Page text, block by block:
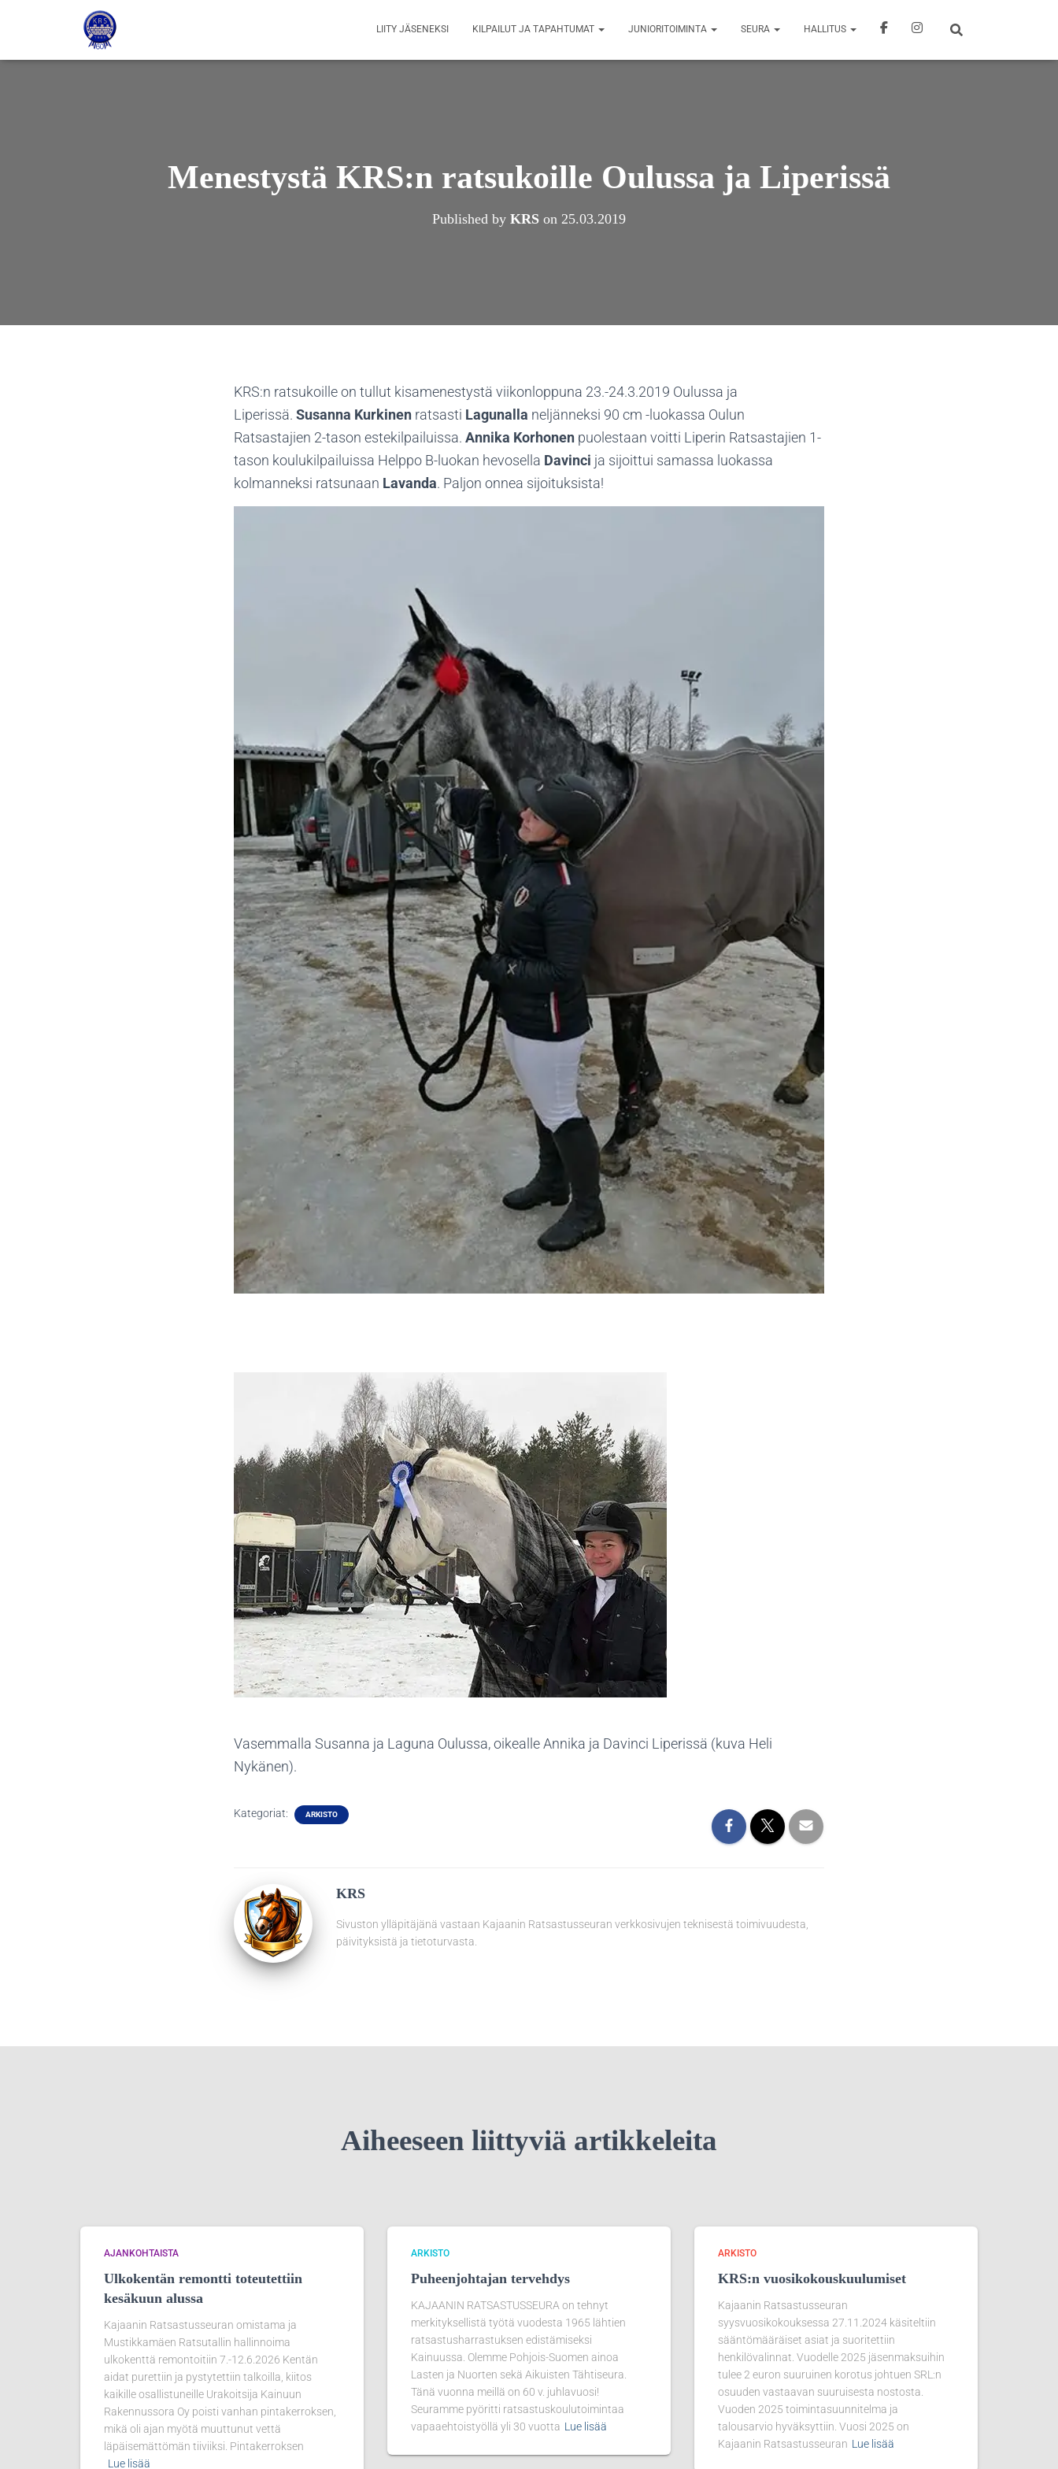
LIITY JÄSENEKSI KILPAILUT JA TAPAHTUMAT JUNIORITOIMINTA SEURA HALLITUS
Menestystä KRS:n ratsukoille Oulussa ja Liperissä
Published by KRS on 25.03.2019
KRS:n ratsukoille on tullut kisamenestystä viikonloppuna 23.-24.3.2019 Oulussa ja
Liperissä. Susanna Kurkinen ratsasti Lagunalla neljänneksi 90 cm -luokassa Oulun
Ratsastajien 2-tason estekilpailuissa. Annika Korhonen puolestaan voitti Liperin Ratsastajien 1-
tason koulukilpailuissa Helppo B-luokan hevosella Davinci ja sijoittui samassa luokassa
kolmanneksi ratsunaan Lavanda. Paljon onnea sijoituksista!
Vasemmalla Susanna ja Laguna Oulussa, oikealle Annika ja Davinci Liperissä (kuva Heli
Nykänen).
Kategoriat: ARKISTO
KRS
Sivuston ylläpitäjänä vastaan Kajaanin Ratsastusseuran verkkosivujen teknisestä toimivuudesta,
päivityksistä ja tietoturvasta.
Aiheeseen liittyviä artikkeleita
AJANKOHTAISTA
Ulkokentän remontti toteutettiin
kesäkuun alussa
Kajaanin Ratsastusseuran omistama ja
Mustikkamäen Ratsutallin hallinnoima
ulkokenttä remontoitiin 7.-12.6.2026 Kentän
aidat purettiin ja pystytettiin talkoilla, kiitos
kaikille osallistuneille Urakoitsija Kainuun
Rakennussora Oy poisti vanhan pintakerroksen,
mikä oli ajan myötä muuttunut vettä
läpäisemättömän tiiviiksi. Pintakerroksen
Lue lisää
ARKISTO
Puheenjohtajan tervehdys
KAJAANIN RATSASTUSSEURA on tehnyt
merkityksellistä työtä vuodesta 1965 lähtien
ratsastusharrastuksen edistämiseksi
Kainuussa. Olemme Pohjois-Suomen ainoa
Lasten ja Nuorten sekä Aikuisten Tähtiseura.
Tänä vuonna meillä on 60 v. juhlavuosi!
Seuramme pyöritti ratsastuskoulutoimintaa
vapaaehtoistyöllä yli 30 vuotta Lue lisää
ARKISTO
KRS:n vuosikokouskuulumiset
Kajaanin Ratsastusseuran
syysvuosikokouksessa 27.11.2024 käsiteltiin
sääntömääräiset asiat ja suoritettiin
henkilövalinnat. Vuodelle 2025 jäsenmaksuihin
tulee 2 euron suuruinen korotus johtuen SRL:n
osuuden vastaavan suuruisesta nostosta.
Vuoden 2025 toimintasuunnitelma ja
talousarvio hyväksyttiin. Vuosi 2025 on
Kajaanin Ratsastusseuran Lue lisää